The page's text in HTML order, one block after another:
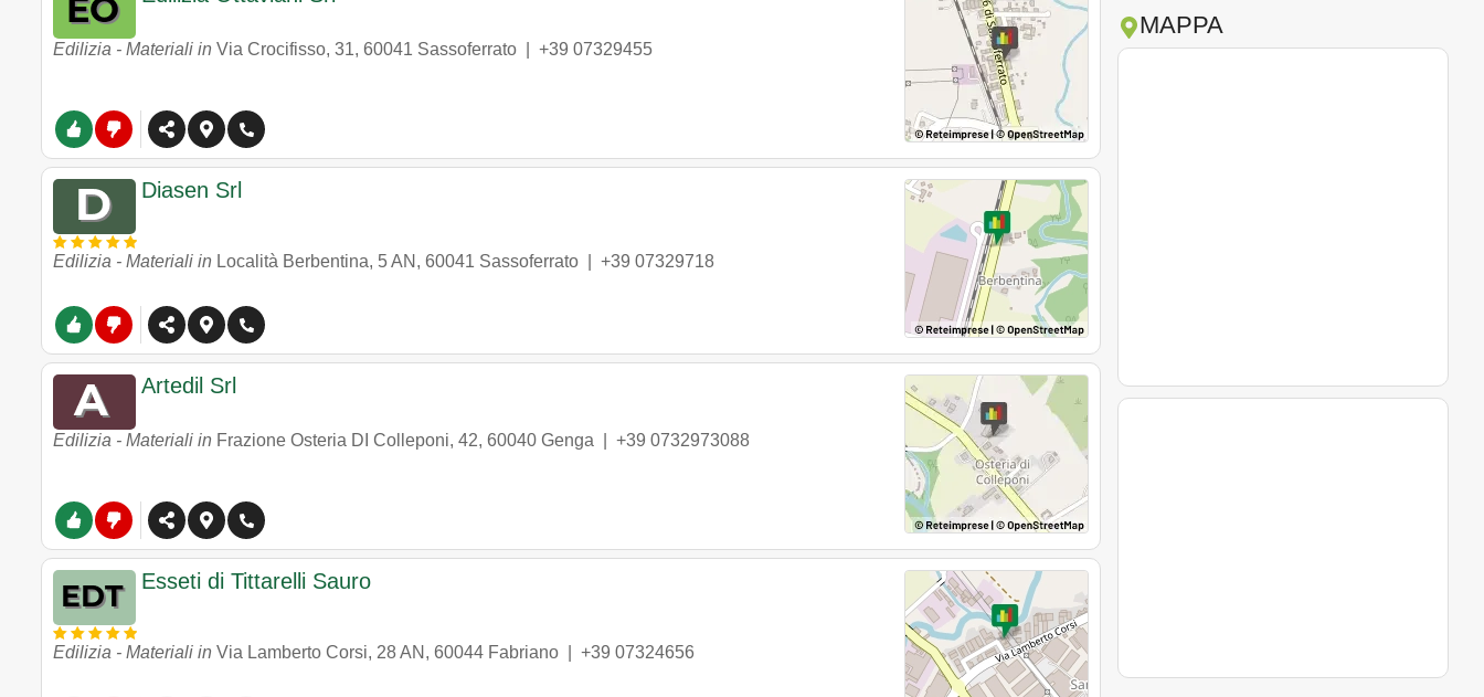
Edilizia - Materiali in Via Crocifisso, 31, 60041 Sassoferrato +39 07329455
Diasen Srl
Edilizia - Materiali in Località Berbentina, 5 AN , 60041 Sassoferrato +39 07329718
Artedil Srl
Edilizia - Materiali in Frazione Osteria DI Colleponi, 42, 60040 Genga +39 0732973088
Esseti di Tittarelli Sauro
Edilizia - Materiali in Via Lamberto Corsi, 28 AN , 60044 Fabriano +39 07324656
MAPPA